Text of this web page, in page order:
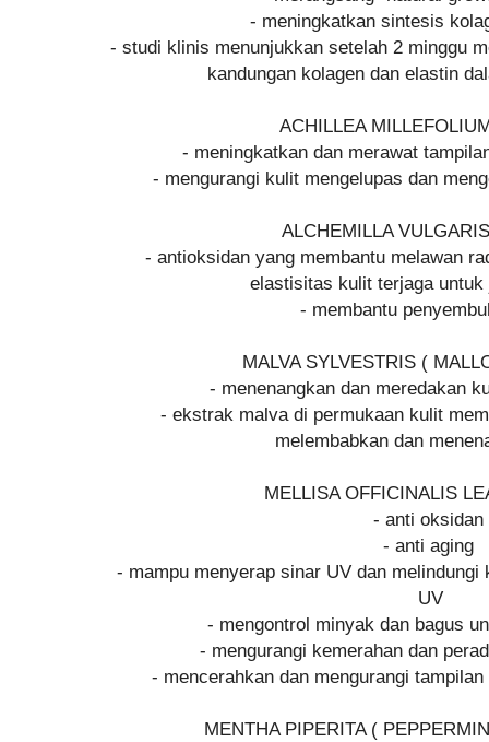
- meningkatkan sintesis
- studi klinis menunjukkan setelah 2 minggu
kandungan kolagen dan elastin
ACHILLEA
- meningkatkan dan merawat
- mengurangi kulit mengelupas dan
ALCHEMILLA
- antioksidan yang membantu melawan
elastisitas kulit terjaga untuk
- membantu
MALVA SYLVESTRIS (
- menenangkan dan meredakan
- ekstrak malva di permukaan kulit
melembabkan dan
MELLISA OFFICINALIS
- anti oksidan
- anti aging
- mampu menyerap sinar UV dan
UV
- mengontrol minyak dan bagus
- mengurangi kemerahan dan
- mencerahkan dan mengurangi
MENTHA PIPERITA (